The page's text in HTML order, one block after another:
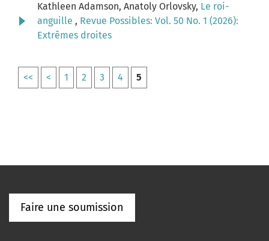
Kathleen Adamson, Anatoly Orlovsky, Le roi-
anguille , Revue Possibles: Vol. 50 No. 1 (2026):
Extrêmes droites
<< < 1 2 3 4 5
Faire une soumission